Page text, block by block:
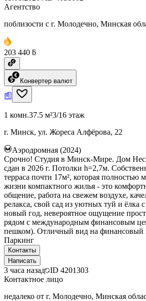
Агентство
поблизости с г. Молодечно, Минская
203 440 ƃ
Конвертер валют
1 комн.37.5 м²3/16 этаж
г. Минск, ул. Жореса Алфёрова, 22
Аэродромная (2024)
Срочно! Студия в Минск-Мире. Дом
сдан в 2026 г. Потолки h=2,7м.
терраса почти 17м², которая полностью
жизни компактного жилья - это
общение, работа на свежем воздухе,
релакса, свой сад из уютных туй и ёлка
новый год, невероятное ощущение
рядом с международным финансовым
пешком). Отличный вид на финансовый
Паркинг
Контакты
Написать
3 часа назад ID 4201303
Контактное лицо
недалеко от г. Молодечно, Минская